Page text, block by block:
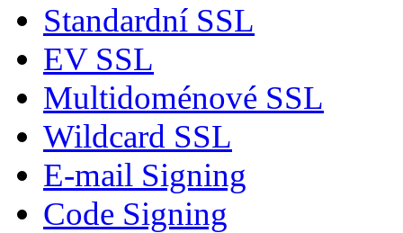
Standardní SSL
EV SSL
Multidoménové SSL
Wildcard SSL
E-mail Signing
Code Signing